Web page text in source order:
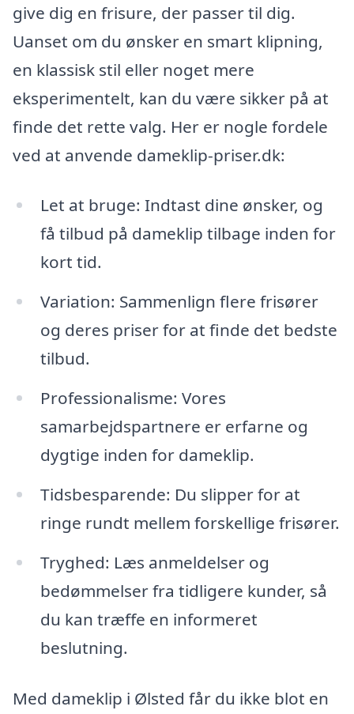
give dig en frisure, der passer til dig.
Uanset om du ønsker en smart klipning,
en klassisk stil eller noget mere
eksperimentelt, kan du være sikker på at
finde det rette valg. Her er nogle fordele
ved at anvende dameklip-priser.dk:
Let at bruge: Indtast dine ønsker, og
få tilbud på dameklip tilbage inden for
kort tid.
Variation: Sammenlign flere frisører
og deres priser for at finde det bedste
tilbud.
Professionalisme: Vores
samarbejdspartnere er erfarne og
dygtige inden for dameklip.
Tidsbesparende: Du slipper for at
ringe rundt mellem forskellige frisører.
Tryghed: Læs anmeldelser og
bedømmelser fra tidligere kunder, så
du kan træffe en informeret
beslutning.
Med dameklip i Ølsted får du ikke blot en